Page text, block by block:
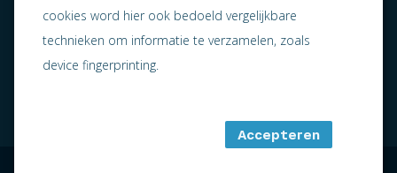
cookies word hier ook bedoeld vergelijkbare
technieken om informatie te verzamelen, zoals
device fingerprinting.
Accepteren